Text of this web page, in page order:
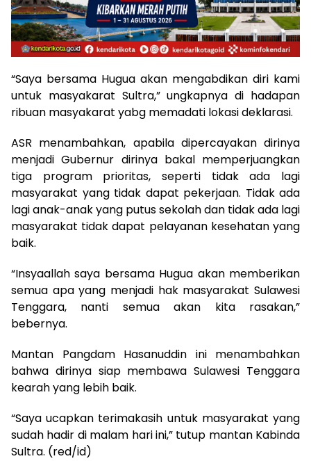
“Saya bersama Hugua akan mengabdikan diri kami
untuk masyakarat Sultra,” ungkapnya di hadapan
ribuan masyakarat yabg memadati lokasi deklarasi.
ASR menambahkan, apabila dipercayakan dirinya
menjadi Gubernur dirinya bakal memperjuangkan
tiga program prioritas, seperti tidak ada lagi
masyarakat yang tidak dapat pekerjaan. Tidak ada
lagi anak-anak yang putus sekolah dan tidak ada lagi
masyarakat tidak dapat pelayanan kesehatan yang
baik.
“Insyaallah saya bersama Hugua akan memberikan
semua apa yang menjadi hak masyarakat Sulawesi
Tenggara, nanti semua akan kita rasakan,”
bebernya.
Mantan Pangdam Hasanuddin ini menambahkan
bahwa dirinya siap membawa Sulawesi Tenggara
kearah yang lebih baik.
“Saya ucapkan terimakasih untuk masyarakat yang
sudah hadir di malam hari ini,” tutup mantan Kabinda
Sultra. (red/id)